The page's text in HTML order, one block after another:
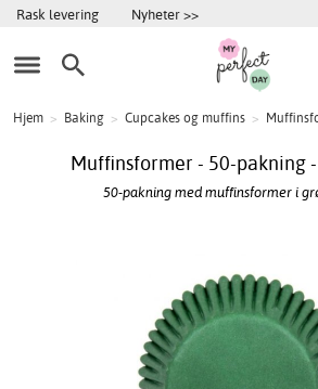
Rask levering Nyheter >>
Hjem > Baking > Cupcakes og muffins >
Muffinsformer - 50-pakning
50-pakning med muffinsformer i